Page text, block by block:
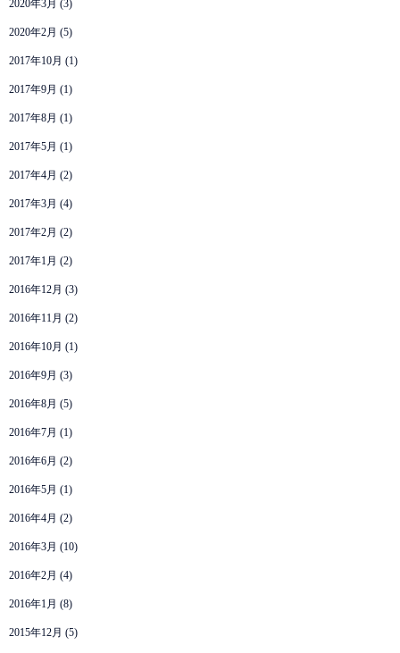
2020年3月 (3)
2020年2月 (5)
2017年10月 (1)
2017年9月 (1)
2017年8月 (1)
2017年5月 (1)
2017年4月 (2)
2017年3月 (4)
2017年2月 (2)
2017年1月 (2)
2016年12月 (3)
2016年11月 (2)
2016年10月 (1)
2016年9月 (3)
2016年8月 (5)
2016年7月 (1)
2016年6月 (2)
2016年5月 (1)
2016年4月 (2)
2016年3月 (10)
2016年2月 (4)
2016年1月 (8)
2015年12月 (5)